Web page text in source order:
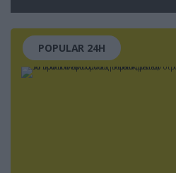
POPULAR 24H